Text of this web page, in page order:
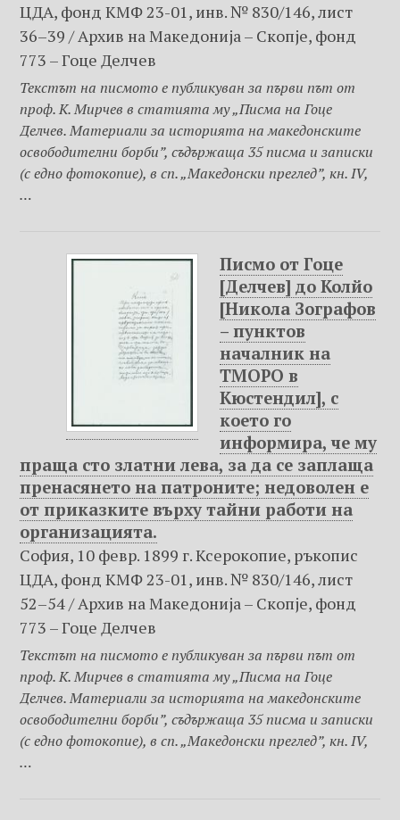
ЦДА, фонд КМФ 23-01, инв. № 830/146, лист
36–39 / Архив на Македониjа – Скопje, фонд
773 – Гоце Делчев
Текстът на писмото е публикуван за първи път от
проф. К. Мирчев в статията му „Писма на Гоце
Делчев. Материали за историята на македонските
освободителни борби”, съдържаща 35 писма и записки
(с едно фотокопие), в сп. „Македонски преглед”, кн. IV,
…
Писмо от Гоце
[Делчев] до Колйо
[Никола Зографов
– пунктов
началник на
ТМОРО в
Кюстендил], с
което го
информира, че му
праща сто златни лева, за да се заплаща
пренасянето на патроните; недоволен е
от приказките върху тайни работи на
организацията.
София, 10 февр. 1899 г. Ксерокопие, ръкопис
ЦДА, фонд КМФ 23-01, инв. № 830/146, лист
52–54 / Архив на Македониjа – Скопje, фонд
773 – Гоце Делчев
Текстът на писмото е публикуван за първи път от
проф. К. Мирчев в статията му „Писма на Гоце
Делчев. Материали за историята на македонските
освободителни борби”, съдържаща 35 писма и записки
(с едно фотокопие), в сп. „Македонски преглед”, кн. IV,
…